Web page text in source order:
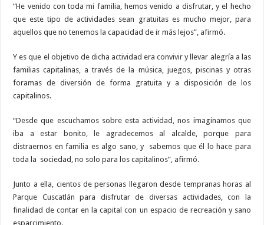
“He venido con toda mi familia, hemos venido a disfrutar, y el hecho
que este tipo de actividades sean gratuitas es mucho mejor, para
aquellos que no tenemos la capacidad de ir más lejos”, afirmó.
Y es que el objetivo de dicha actividad era convivir y llevar alegría a las
familias capitalinas, a través de la música, juegos, piscinas y otras
foramas de diversión de forma gratuita y a disposición de los
capitalinos.
“Desde que escuchamos sobre esta actividad, nos imaginamos que
iba a estar bonito, le agradecemos al alcalde, porque para
distraernos en familia es algo sano, y
sabemos que él lo hace para
toda la sociedad, no solo para los capitalinos”, afirmó.
Junto a ella, cientos de personas llegaron desde tempranas horas al
Parque Cuscatlán para disfrutar de diversas actividades, con la
finalidad de contar en la capital con un espacio de recreación y sano
esparcimiento.